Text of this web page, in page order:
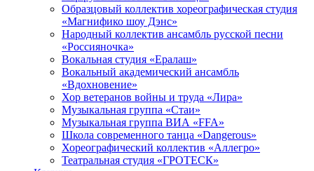
Образцовый коллектив хореографическая студия
«Магнифико шоу Дэнс»
Народный коллектив ансамбль русской песни
«Россияночка»
Вокальная студия «Ералаш»
Вокальный академический ансамбль
«Вдохновение»
Хор ветеранов войны и труда «Лира»
Музыкальная группа «Стаи»
Музыкальная группа ВИА «FFA»
Школа современного танца «Dangerous»
Хореографический коллектив «Аллегро»
Театральная студия «ГРОТЕСК»